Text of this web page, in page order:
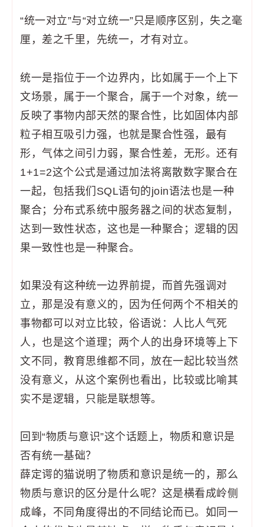
“统一对立”与“对立统一”只是顺序区别，失之毫
厘，差之千里，先统一，才有对立。
统一是指位于一个边界内，比如属于一个上下
文场景，属于一个聚合，属于一个对象，统一
反映了事物内部天然的聚合性，比如固体内部
粒子相互吸引力强，也就是聚合性强，最有
形，气体之间引力弱，聚合性差，无形。还有
1+1=2这个公式是通过加法将离散数字聚合在
一起，包括我们SQL语句的join语法也是一种
聚合；分布式系统中服务器之间的状态复制，
达到一致性状态，这也是一种聚合；逻辑的因
果一致性也是一种聚合。
如果没有这种统一边界前提，而首先强调对
立，那是没有意义的，因为任何两个不相关的
事物都可以对立比较，俗语说：人比人气死
人，也是这个道理；两个人的出身环境等上下
文不同，教育思维都不同，放在一起比较当然
没有意义，从这个案例也看出，比较或比喻其
实不是逻辑，只能是联想等。
回到“物质与意识”这个话题上，物质和意识是
否有统一基础？
薛定谔的猫说明了物质和意识是统一的，那么
物质与意识的区分是什么呢？这是横看成岭侧
成峰，不同角度得出的不同结论而已。如同一